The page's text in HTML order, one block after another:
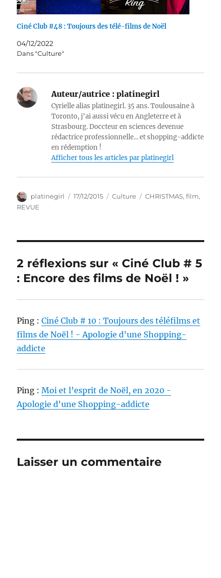
Ciné Club #48 : Toujours des télé-films de Noël
04/12/2022
Dans "Culture"
Auteur/autrice : platinegirl
Cyrielle alias platinegirl. 35 ans. Toulousaine à
Toronto, j'ai aussi vécu en Angleterre et à
Strasbourg. Doccteur en sciences devenue
rédactrice professionnelle... et shopping-addicte
en rédemption !
Afficher tous les articles par platinegirl
Auteur
platinegirl
Publié
17/12/2015 Catégories
Culture Étiquettes
CHRISTMAS,film,
REVUE
2 réflexions sur « Ciné Club # 5
: Encore des films de Noël ! »
Ping :Ciné Club # 10 : Toujours des téléfilms et
films de Noël ! - Apologie d'une Shopping-
addicte
Ping :Moi et l’esprit de Noël, en 2020 -
Apologie d'une Shopping-addicte
Laisser un commentaire